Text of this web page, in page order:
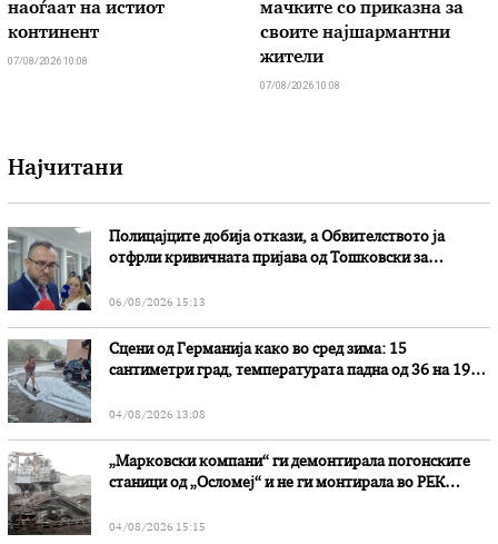
наоѓаат на истиот
континент
07/08/2026 10:08
мачките со приказна за
своите најшармантни
жители
07/08/2026 10:08
Најчитани
Полицајците добија откази, а Обвителството ја
отфрли кривичната пријава од Тошковски за
06/08/2026 15:13
Сцени од Германија како во сред зима: 15
сантиметри град, температурата падна од 36 на 19
04/08/2026 13:08
„Марковски компани“ ги демонтирала погонските
станици од „Осломеј“ и не ги монтирала во РЕК
04/08/2026 15:15